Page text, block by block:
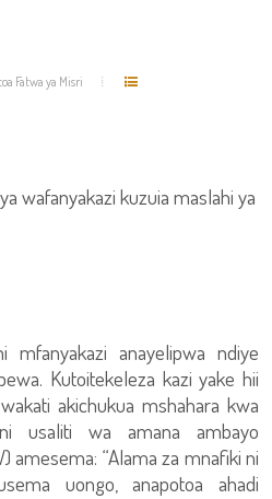
Fatwa ya Misri
wafanyakazi kuzuia maslahi ya
mfanyakazi anayelipwa ndiye
Kutoitekeleza kazi yake hii
akichukua mshahara kwa
usaliti wa amana ambayo
amesema: “Alama za mnafiki ni
uongo, anapotoa ahadi